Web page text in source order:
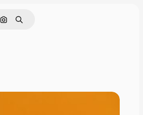
Cerca per immagine
Ricerca